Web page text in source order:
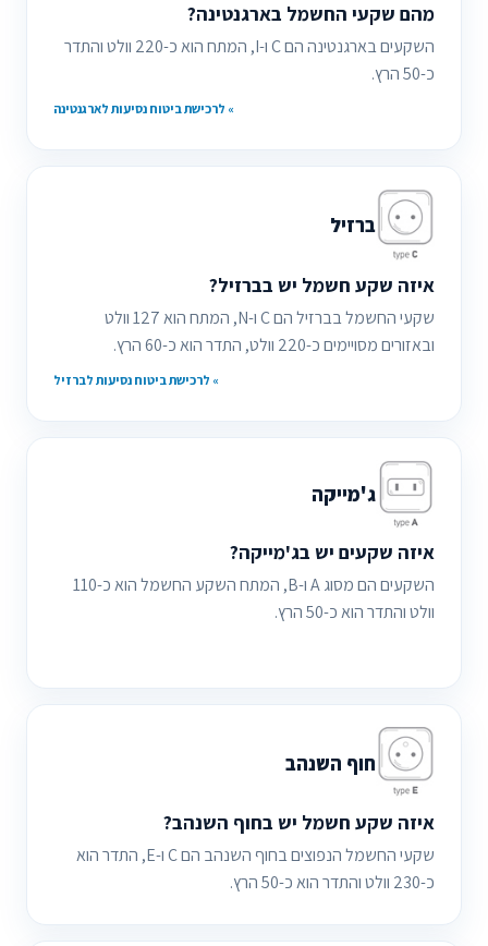
מהם שקעי החשמל בארגנטינה?
השקעים בארגנטינה הם C ו-I, המתח הוא כ-220 וולט והתדר
כ-50 הרץ.
» לרכישת ביטוח נסיעות לארגנטינה
ברזיל
איזה שקע חשמל יש בברזיל?
שקעי החשמל בברזיל הם C ו-N, המתח הוא 127 וולט
ובאזורים מסויימים כ-220 וולט, התדר הוא כ-60 הרץ.
» לרכישת ביטוח נסיעות לברזיל
ג'מייקה
איזה שקעים יש בג'מייקה?
השקעים הם מסוג A ו-B, המתח השקע החשמל הוא כ-110
וולט והתדר הוא כ-50 הרץ.
חוף השנהב
איזה שקע חשמל יש בחוף השנהב?
שקעי החשמל הנפוצים בחוף השנהב הם C ו-E, התדר הוא
כ-230 וולט והתדר הוא כ-50 הרץ.